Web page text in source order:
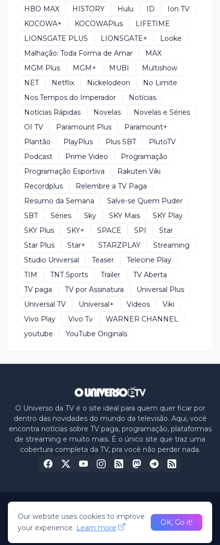
HBO MAX
HISTORY Hulu ID
Ion TV
KOCOWA+
KOCOWAPlus
LIFETIME
LIONSGATE PLUS
LIONSGATE+
Looke
Malhação: Toda Forma de Amar
MAX
MGM Plus
MGM+ MUBI
Multishow
NET
Netflix Nickelodeon
No Limite
Nos Tempos do Imperador
Notícias
Notícias Rápidas
Novelas
Novelas e Séries
OI TV
Paramount Plus
Paramount+
Plantão
PlayPlus Plus SBT
PlutoTV
Podcast
Prime Video
Programação
Programação Esportiva
Rakuten Viki
Recordplus
Relembre a TV Paga
Resumo da Semana
Salve-se Quem Puder
SBT
Séries Sky SKY Mais
SKY Play
SKY Plus
SKY+ SPACE SPI
Star
Star Plus
Star+ STARZPLAY
Streaming
Studio Universal
Teaser
Telecine Play
TIM
TNT Sports Trailer
TV Aberta
TV paga
TV por Assinatura
Universal Plus
Universal TV
Universal+ Videos
Viki
Vivo Play
Vivo Tv
WARNER CHANNEL
youtube
YouTube Originals
O Universo da TV é o site ideal para quem quer ficar por
dentro das novidades do mundo da televisão. Aqui, você
encontra notícias sobre TV paga, programação, plataformas
de streaming e muito mais. É o único site que traz uma
cobertura completa da TV, pra você não perder nada.
© 2026 -O Universo da TV • All Rights Reserved
HomeAbout UsPrivacy PolicyContact Us
Our website uses cookies to improve
your experience. Learn more
OK, Go it!